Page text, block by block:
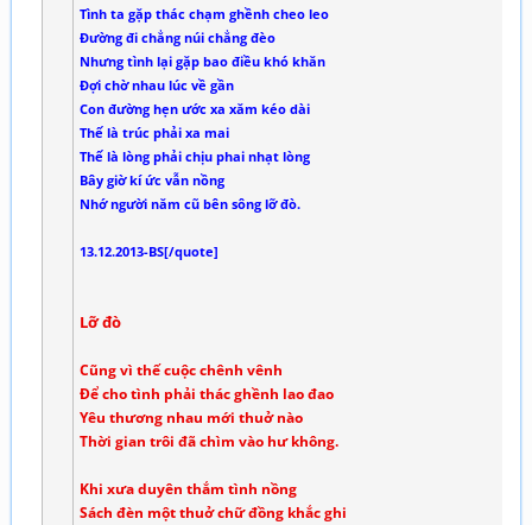
Tình ta gặp thác chạm ghềnh cheo leo
Đường đi chẳng núi chẳng đèo
Nhưng tình lại gặp bao điều khó khăn
Đợi chờ nhau lúc về gần
Con đường hẹn ước xa xăm kéo dài
Thế là trúc phải xa mai
Thế là lòng phải chịu phai nhạt lòng
Bây giờ kí ức vẫn nồng
Nhớ người năm cũ bên sông lỡ đò.
13.12.2013-BS[/quote]
Lỡ đò
Cũng vì thế cuộc chênh vênh
Để cho tình phải thác ghềnh lao đao
Yêu thương nhau mới thuở nào
Thời gian trôi đã chìm vào hư không.
Khi xưa duyên thắm tình nồng
Sách đèn một thuở chữ đồng khắc ghi